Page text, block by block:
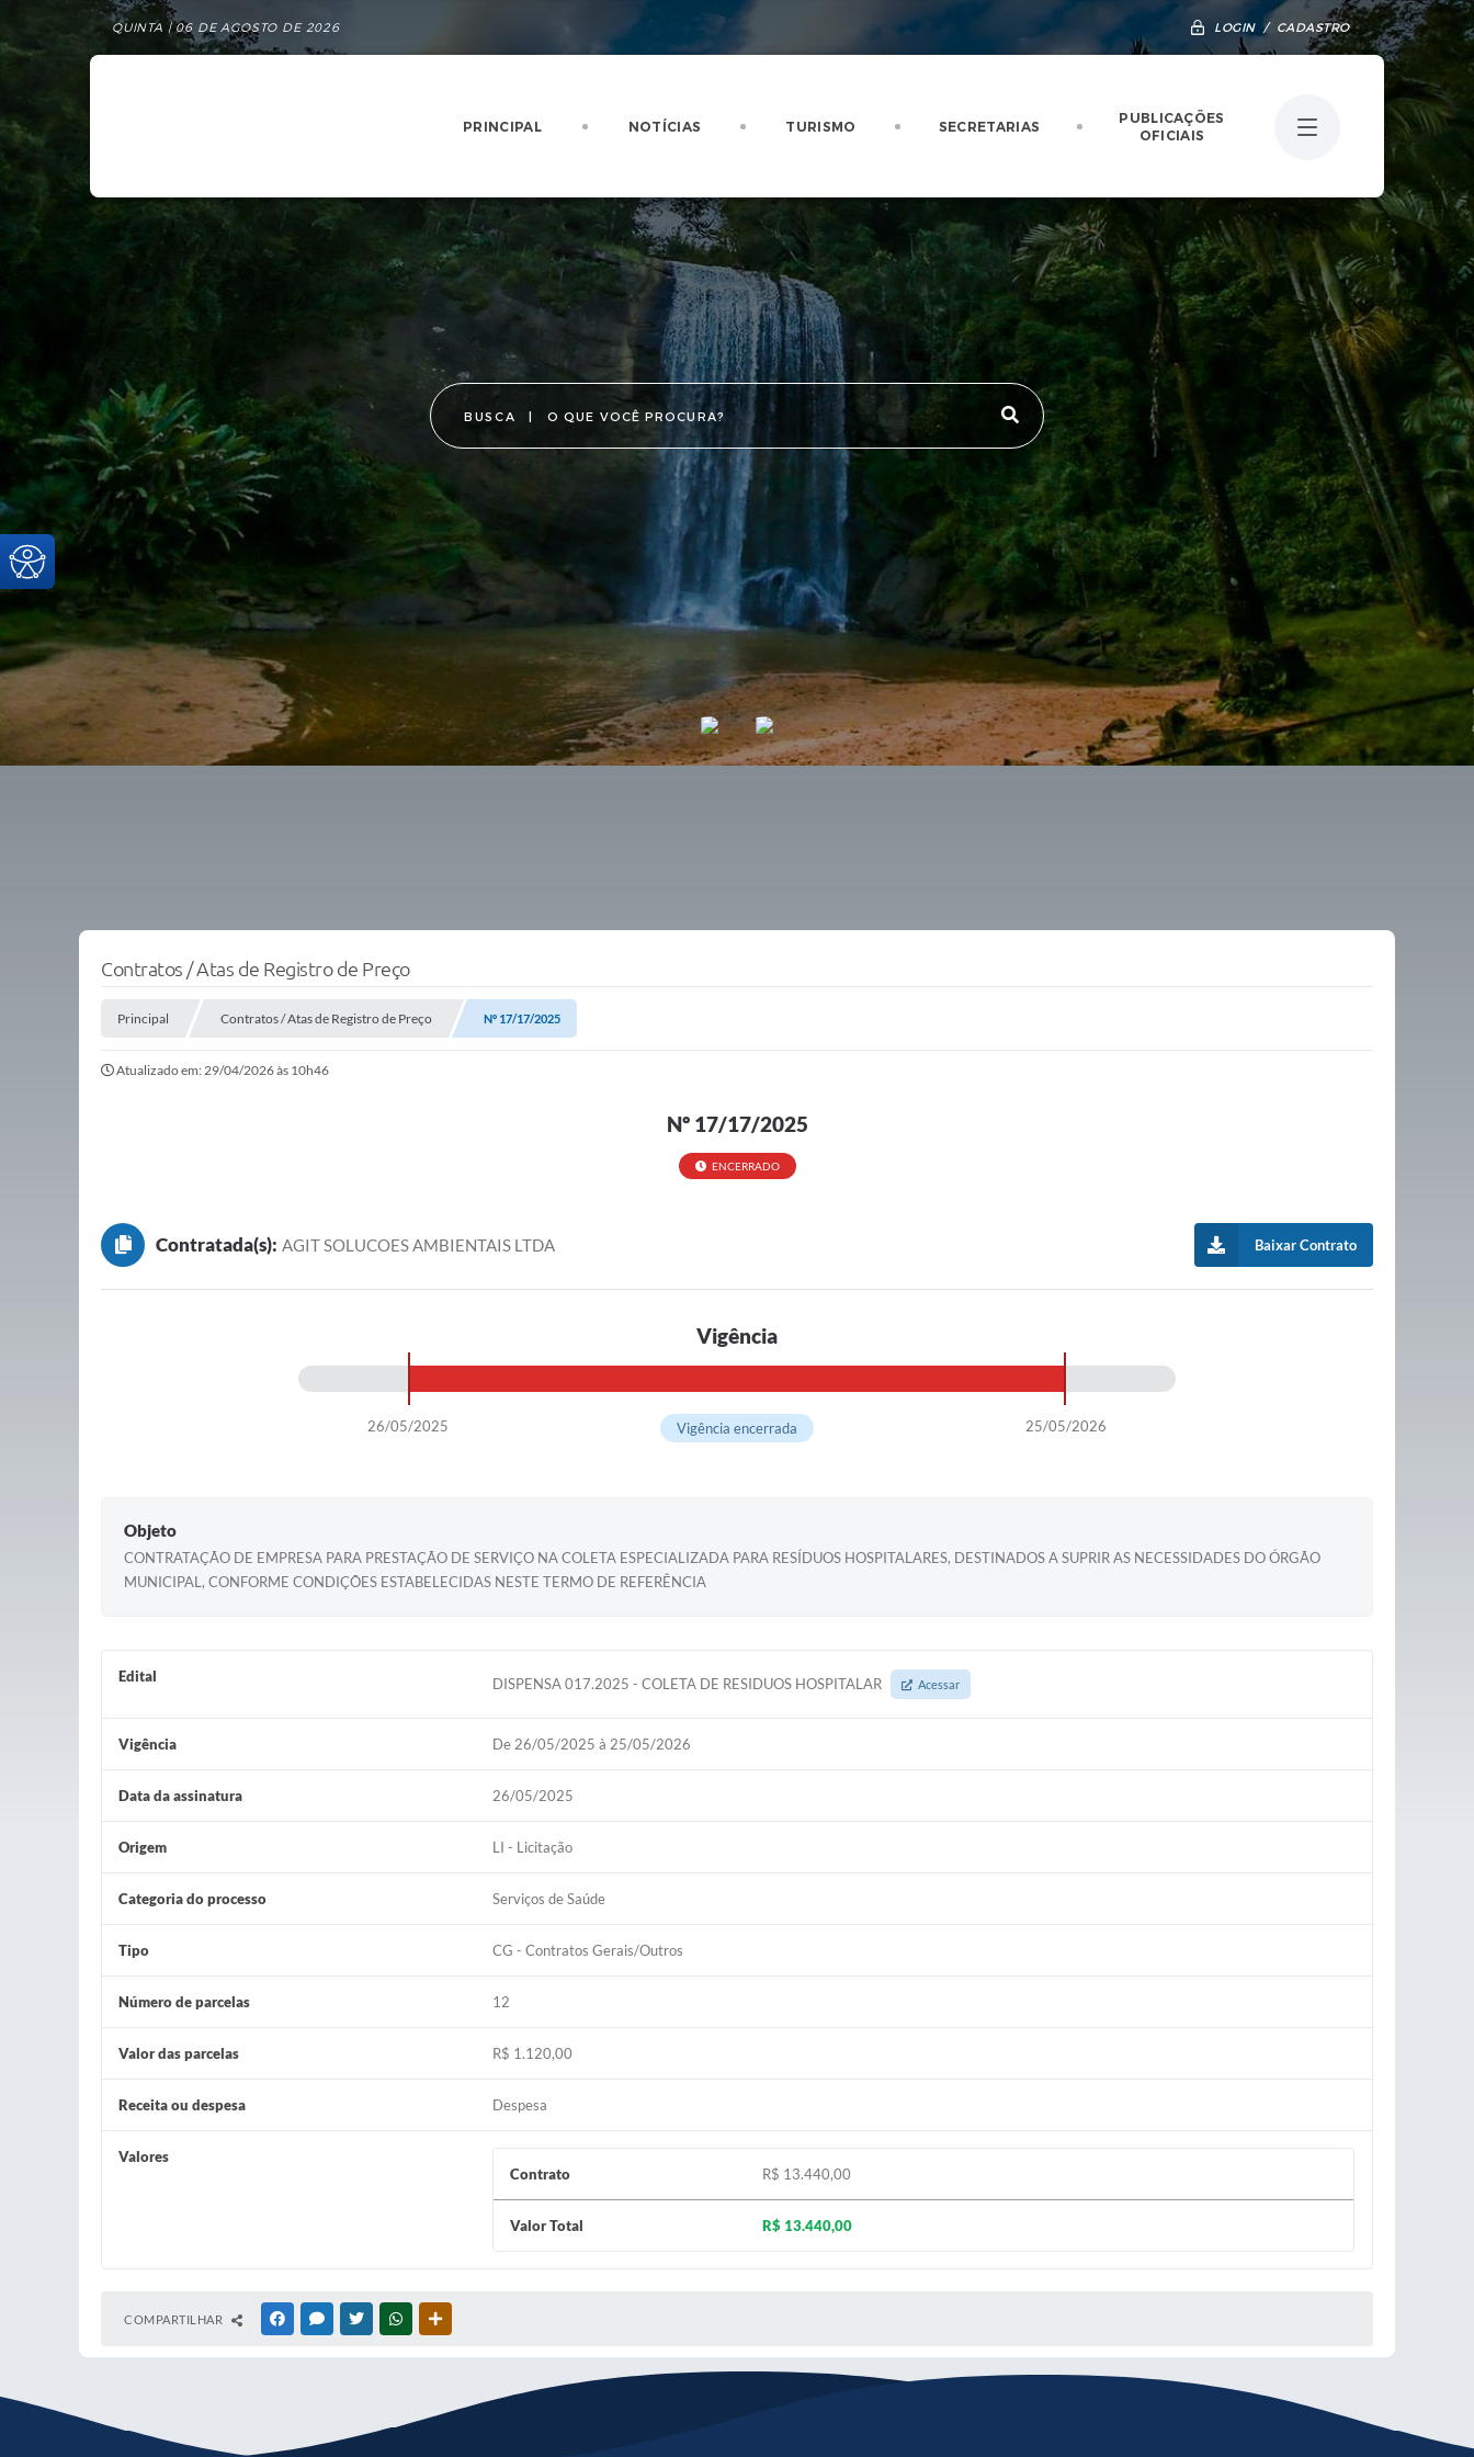
LOGIN / CADASTRO
QUINTA | 06 DE AGOSTO DE 2026
PRINCIPAL NOTÍCIAS TURISMO SECRETARIAS
PUBLICAÇÕES
OFICIAIS
BUSCA
Contratos / Atas de Registro de Preço
Principal Contratos / Atas de Registro de Preço Nº 17/17/2025
Atualizado em: 29/04/2026 às 10h46
Nº 17/17/2025
ENCERRADO
Contratada(s): AGIT SOLUCOES AMBIENTAIS LTDA Baixar Contrato
Vigência
26/05/2025 25/05/2026
Vigência encerrada
Objeto
CONTRATAÇÃO DE EMPRESA PARA PRESTAÇÃO DE SERVIÇO NA COLETA ESPECIALIZADA PARA RESÍDUOS HOSPITALARES, DESTINADOS A SUPRIR AS NECESSIDADES DO ÓRGÃO
MUNICIPAL, CONFORME CONDIÇÕES ESTABELECIDAS NESTE TERMO DE REFERÊNCIA
Edital DISPENSA 017.2025 - COLETA DE RESIDUOS HOSPITALAR Acessar
Vigência De 26/05/2025 à 25/05/2026
Data da assinatura 26/05/2025
Origem LI - Licitação
Categoria do processo Serviços de Saúde
Tipo CG - Contratos Gerais/Outros
Número de parcelas 12
Valor das parcelas R$ 1.120,00
Receita ou despesa Despesa
Valores
Contrato
R$ 13.440,00
Valor Total R$ 13.440,00
COMPARTILHAR FACEBOOKMESSENGER
TWITTERWHATSAPP